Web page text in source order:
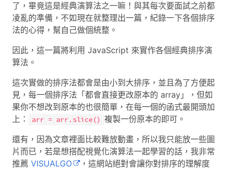
了，畢竟這是經典演算法之一嘛！與其每次要面試之前都
凌亂的準備，不如現在就整理出一篇，紀錄一下各個排序
法的心得，幫自己做個統整。
因此，這一篇將利用 JavaScript 來實作各個經典排序演
算法。
這次實做的排序法都會是由小到大排序，並且為了方便起
見，每一個排序法「都會直接更改原本的 array」，但如
果你不想改到原本的也很簡單，在每一個的函式最開頭加
上：
arr = arr.slice() 複製一份原本的即可。
還有，因為文章裡面比較難放動畫，所以我只能放一些圖
片而已，若是想搭配視覺化演算法一起學習的話，我非常
推薦 VISUALGO
，這網站絕對會讓你對排序的理解度